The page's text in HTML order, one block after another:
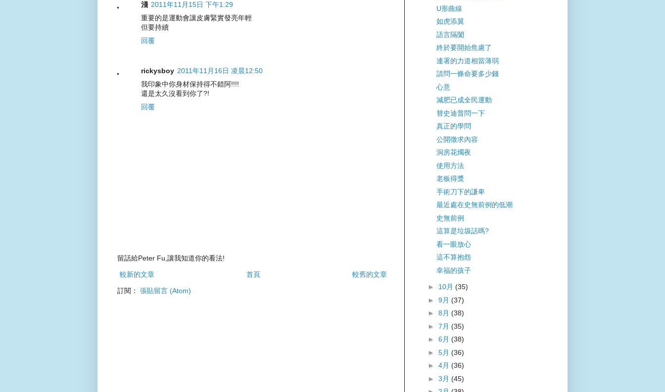
淺 2011年11月15日 下午1:29
重要的是運動會讓皮膚緊實發亮年輕
但要持續
回覆
rickysboy 2011年11月16日 凌晨12:50
我印象中你身材保持得不錯阿!!!!
還是太久沒看到你了?!
回覆
留話給Peter Fu,讓我知道你的看法!
較新的文章 較舊的文章
首頁
訂閱： 張貼留言 (Atom)
U形曲線
如虎添翼
語言隔閡
終於要開始焦慮了
連署的力道相當薄弱
請問一條命要多少錢
心意
減肥已成全民運動
替史迪普問一下
真正的學問
公開徵求內容
洞房花燭夜
使用方法
老板得獎
手術刀下的謙卑
最近處在史無前例的低潮
史無前例
這算是垃圾話嗎?
看一眼放心
這不算抱怨
幸福的孩子
► 10月 (35)
► 9月 (37)
► 8月 (38)
► 7月 (35)
► 6月 (38)
► 5月 (36)
► 4月 (36)
► 3月 (45)